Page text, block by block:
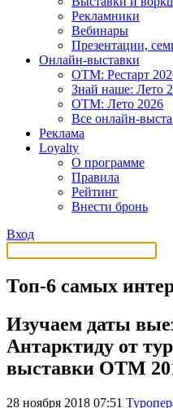
Рекламники
Вебинары
Презентации,
Онлайн-выставки
OTM: Рестарт
Знай наше: Лето
OTM: Лето 2026
Все онлайн-
Реклама
Loyalty
О программе
Правила
Рейтинг
Внести бронь
Вход
Топ-6 самых
Изучаем даты
Антарктиду от
выставки OTM
28 ноября 2018 07:51